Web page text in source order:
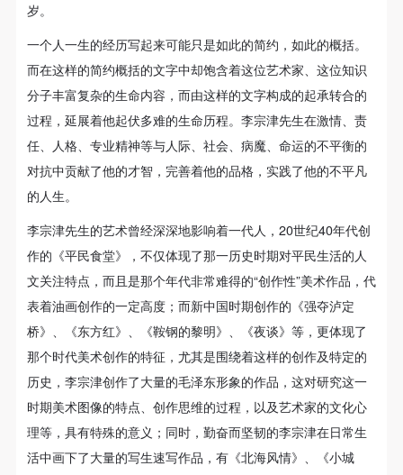
岁。
一个人一生的经历写起来可能只是如此的简约，如此的概括。
而在这样的简约概括的文字中却饱含着这位艺术家、这位知识
分子丰富复杂的生命内容，而由这样的文字构成的起承转合的
过程，延展着他起伏多难的生命历程。李宗津先生在激情、责
任、人格、专业精神等与人际、社会、病魔、命运的不平衡的
对抗中贡献了他的才智，完善着他的品格，实践了他的不平凡
的人生。
李宗津先生的艺术曾经深深地影响着一代人，20世纪40年代创
作的《平民食堂》，不仅体现了那一历史时期对平民生活的人
文关注特点，而且是那个年代非常难得的“创作性”美术作品，代
表着油画创作的一定高度；而新中国时期创作的《强夺泸定
桥》、《东方红》、《鞍钢的黎明》、《夜谈》等，更体现了
那个时代美术创作的特征，尤其是围绕着这样的创作及特定的
历史，李宗津创作了大量的毛泽东形象的作品，这对研究这一
时期美术图像的特点、创作思维的过程，以及艺术家的文化心
理等，具有特殊的意义；同时，勤奋而坚韧的李宗津在日常生
活中画下了大量的写生速写作品，有《北海风情》、《小城